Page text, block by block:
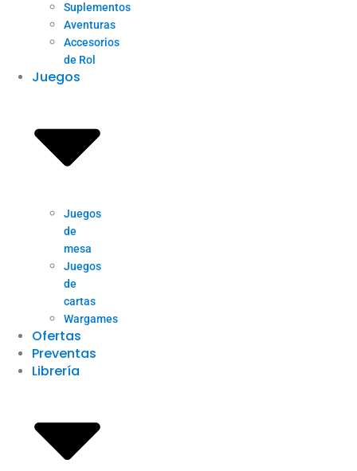
Suplementos
Aventuras
Accesorios
de Rol
Juegos
Juegos
de
mesa
Juegos
de
cartas
Wargames
Ofertas
Preventas
Librería